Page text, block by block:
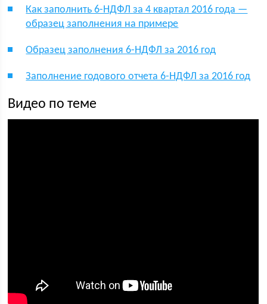
Как заполнить 6-НДФЛ за 4 квартал 2016 года —
образец заполнения на примере
Образец заполнения 6-НДФЛ за 2016 год
Заполнение годового отчета 6-НДФЛ за 2016 год
Видео по теме